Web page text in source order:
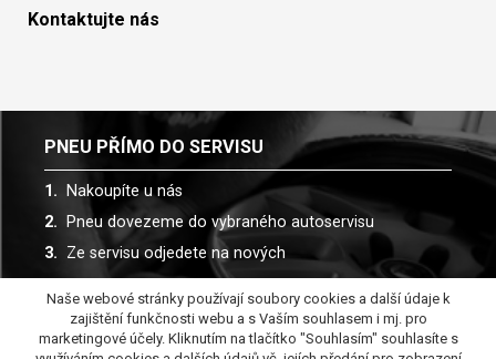
Kontaktujte nás
PNEU PŘÍMO DO SERVISU
Nakoupíte u nás
Pneu dovezeme do vybraného autoservisu
Ze servisu odjedete na nových
Spolupracujeme s více než 30 autoservisy
Naše webové stránky používají soubory cookies a další údaje k
zajištění funkčnosti webu a s Vaším souhlasem i mj. pro
marketingové účely. Kliknutím na tlačítko "Souhlasím" souhlasíte s